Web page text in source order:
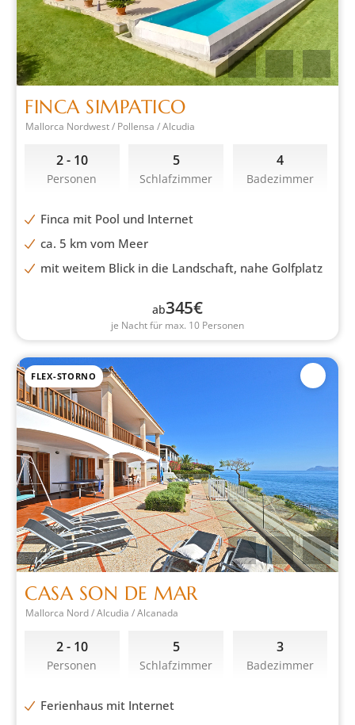
FINCA SIMPATICO
Mallorca Nordwest / Pollensa / Alcudia
2 - 10
Personen
5
Schlafzimmer
4
Badezimmer
Finca mit Pool und Internet
ca. 5 km vom Meer
mit weitem Blick in die Landschaft, nahe Golfplatz
ab345€
je Nacht für max. 10 Personen
FLEX-STORNO
CASA SON DE MAR
Mallorca Nord / Alcudia / Alcanada
2 - 10
Personen
5
Schlafzimmer
3
Badezimmer
Ferienhaus mit Internet